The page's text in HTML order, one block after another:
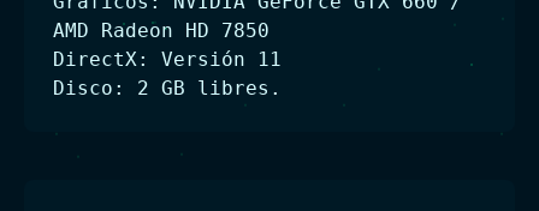
AMD Radeon HD 7850
DirectX: Versión 11
Disco: 2 GB libres.